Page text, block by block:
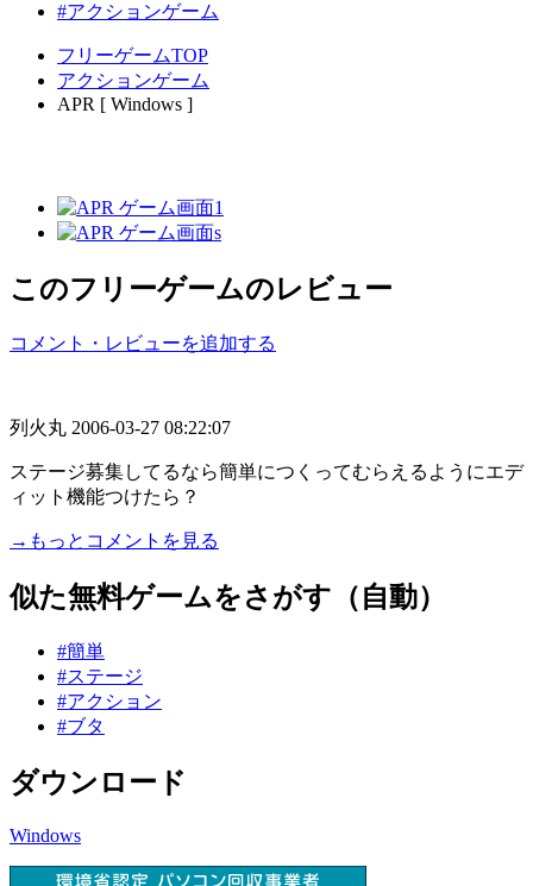
#アクションゲーム
フリーゲームTOP
アクションゲーム
APR [ Windows ]
このフリーゲームのレビュー
コメント・レビューを追加する
列火丸 2006-03-27 08:22:07
ステージ募集してるなら簡単につくってむらえるようにエデ
ィット機能つけたら？
→もっとコメントを見る
似た無料ゲームをさがす（自動）
#簡単
#ステージ
#アクション
#ブタ
ダウンロード
Windows